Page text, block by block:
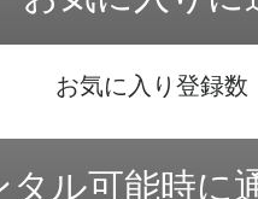
お気に入り登録数
タル可能時に